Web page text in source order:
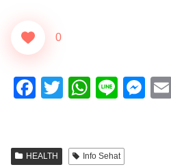
0
F
e
T
er
W
s
Li
M
HEALTH Info Sehat